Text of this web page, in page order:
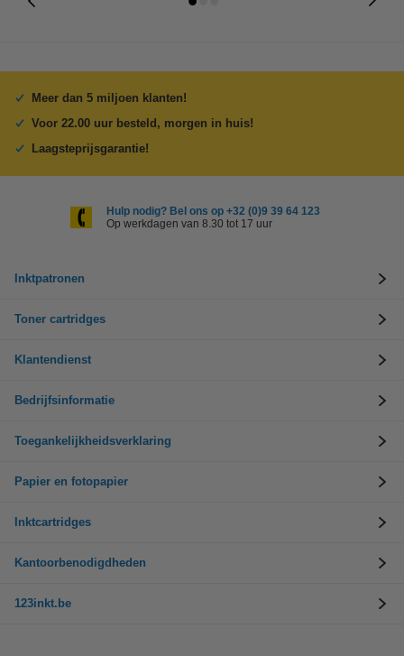
Meer dan 5 miljoen klanten!
Voor 22.00 uur besteld, morgen in huis!
Laagsteprijsgarantie!
Hulp nodig? Bel ons op +32 (0)9 39 64 123
Op werkdagen van 8.30 tot 17 uur
Inktpatronen
Toner cartridges
Klantendienst
Bedrijfsinformatie
Toegankelijkheidsverklaring
Papier en fotopapier
Inktcartridges
Kantoorbenodigdheden
123inkt.be